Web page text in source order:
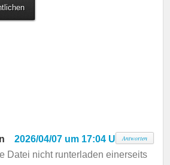
2026/04/07 um 17:04 Uhr
Datei nicht runterladen einerseits
Antworten